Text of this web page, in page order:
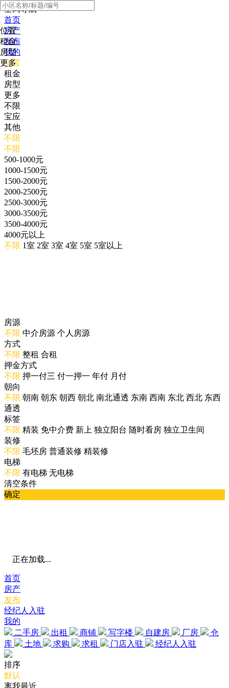
全局导航
首页
房产
发布
我的
位置
租金
房型
更多
位置
租金
房型
更多
不限
宝应
其他
不限
不限
500-1000元
1000-1500元
1500-2000元
2000-2500元
2500-3000元
3000-3500元
3500-4000元
4000元以上
不限 1室 2室 3室 4室 5室 5室以上
房源
不限 中介房源 个人房源
方式
不限 整租 合租
押金方式
不限 押一付三 付一押一 年付 月付
朝向
不限 朝南 朝东 朝西 朝北 南北通透 东南 西南 东北 西北 东西
通透
标签
不限 精装 免中介费 新上 独立阳台 随时看房 独立卫生间
装修
不限 毛坯房 普通装修 精装修
电梯
不限 有电梯 无电梯
清空条件
确定
正在加载...
首页
房产
发布
经纪人入驻
我的
二手房
出租 商铺 写字楼 自建房 厂房
仓
库
土地 求购 求租 门店入驻 经纪人入驻
排序
默认
离我最近